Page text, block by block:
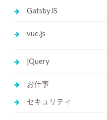
GatsbyJS
vue.js
jQuery
お仕事
セキュリティ